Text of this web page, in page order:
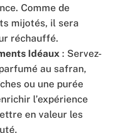
Comme de
mijotés, il sera
réchauffé.
Idéaux : Servez-
au safran,
ou une purée
l’expérience
en valeur les